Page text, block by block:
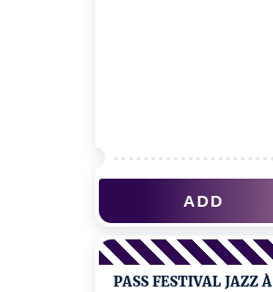
ADD
PASS FESTIVAL JAZZ À